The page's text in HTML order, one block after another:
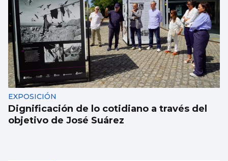
EXPOSICIÓN
Dignificación de lo cotidiano a través del
objetivo de José Suárez